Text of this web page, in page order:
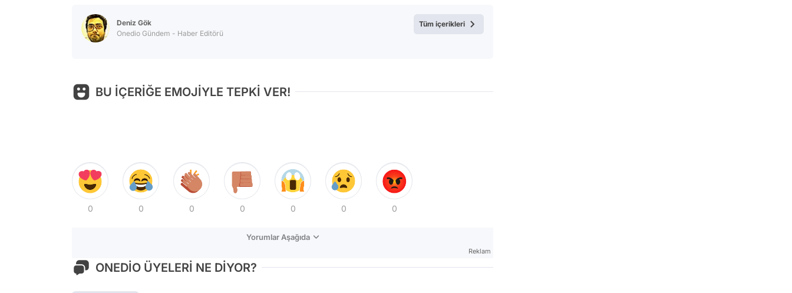
Deniz Gök
Onedio Gündem - Haber Editörü
Tüm içerikleri
BU İÇERİĞE EMOJİYLE TEPKİ VER!
0 0 0 0 0 0 0
Yorumlar Aşağıda
Reklam
ONEDİO ÜYELERİ NE DİYOR?